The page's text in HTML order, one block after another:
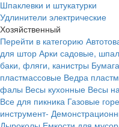
Шпаклевки и штукатурки
Удлинители электрические
Хозяйственный
Перейти в категорию
для штор Арки садовые,
баки, фляги, канистры
пластмассовые Ведра
фалы Весы кухонные Весы
Все для пикника Газовые
инструмент-